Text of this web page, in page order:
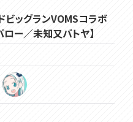
ビッグランVOMSコラボ
ー／未知又バトヤ】